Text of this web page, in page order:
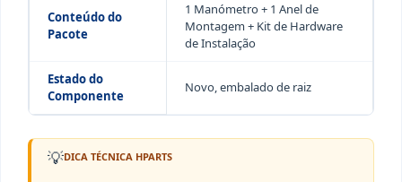
Conteúdo do
Pacote
1 Manómetro + 1 Anel de
Montagem + Kit de Hardware
de Instalação
Estado do
Componente
Novo, embalado de raiz
💡DICA TÉCNICA HPARTS